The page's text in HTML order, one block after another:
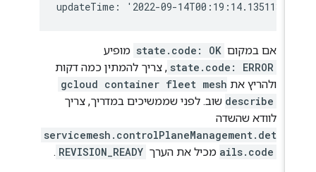
אם במקום state.code: OK מופיע
state.code: ERROR , צריך להמתין כמה דקות
ולהריץ את gcloud container fleet mesh
describeשוב. לפני שממשיכים במדריך, צריך
לוודא שהשדה
servicemesh.controlPlaneManagement.det
ails.codeמכיל את הערך REVISION_READY
.